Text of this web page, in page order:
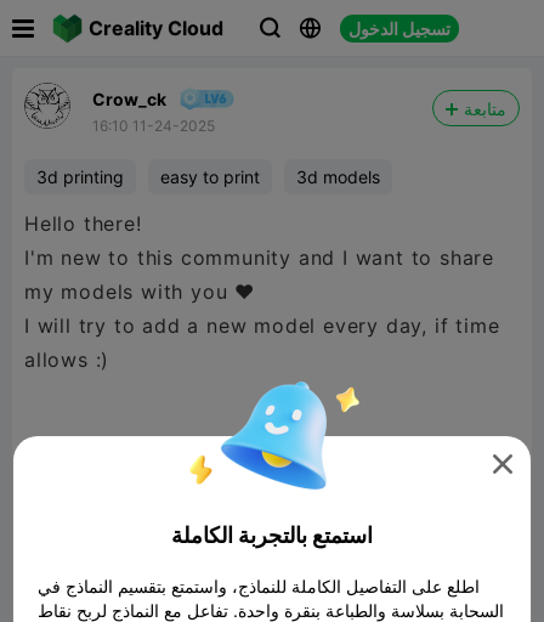
Creality Cloud   تسجيل الدخول
Crow_ck
16:10 11-24-2025
متابعة
3d printing easy to print 3d models
Hello there!
I'm new to this community and I want to share
my models with you ♥
I will try to add a new model every day, if time
allows :)
At the beginning my favorite Love Owl - modern
and minimalist decor or a thoughtful gift for all
owl lovers or someone special who is close to

استمتع بالتجربة الكاملة
اطلع على التفاصيل الكاملة للنماذج، واستمتع بتقسيم النماذج في
السحابة بسلاسة والطباعة بنقرة واحدة. تفاعل مع النماذج لربح نقاط